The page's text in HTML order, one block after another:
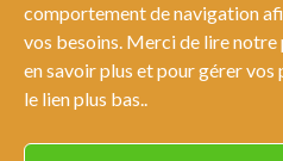
comportement de navigation
vos besoins. Merci de lire
en savoir plus et pour gérer
le lien plus bas..
La levure alimentaire